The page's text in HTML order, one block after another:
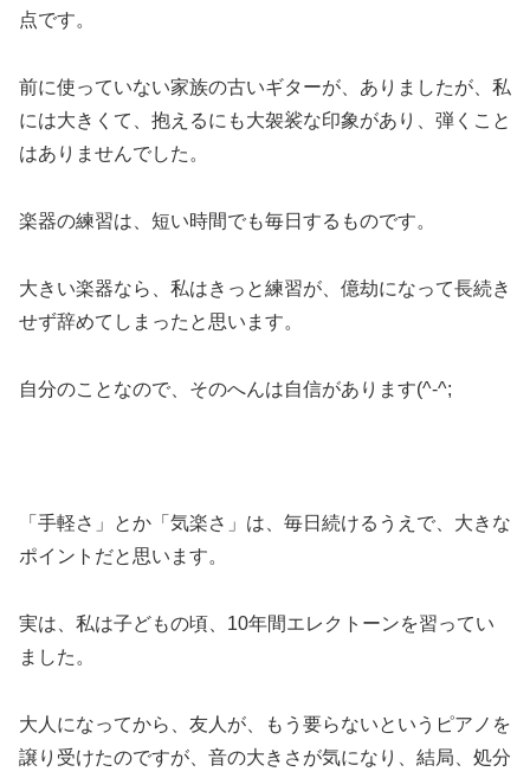
点です。
前に使っていない家族の古いギターが、ありましたが、私
には大きくて、抱えるにも大袈裟な印象があり、弾くこと
はありませんでした。
楽器の練習は、短い時間でも毎日するものです。
大きい楽器なら、私はきっと練習が、億劫になって長続き
せず辞めてしまったと思います。
自分のことなので、そのへんは自信があります(^-^;
「手軽さ」とか「気楽さ」は、毎日続けるうえで、大きな
ポイントだと思います。
実は、私は子どもの頃、10年間エレクトーンを習ってい
ました。
大人になってから、友人が、もう要らないというピアノを
譲り受けたのですが、音の大きさが気になり、結局、処分